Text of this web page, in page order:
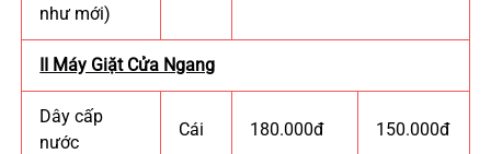
như mới)
II Máy Giặt Cửa Ngang
Dây cấp
nước
Cái 180.000đ 150.000đ